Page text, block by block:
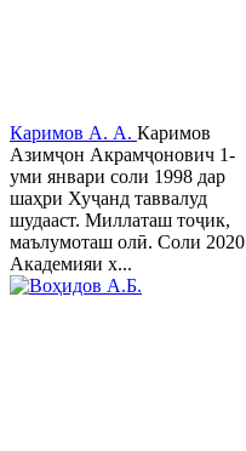
Каримов А. А. Каримов
Азимҷон Акрамҷонович 1-
уми январи соли 1998 дар
шаҳри Хуҷанд таввалуд
шудааст. Миллаташ тоҷик,
маълумоташ олӣ. Соли 2020
Академияи х...